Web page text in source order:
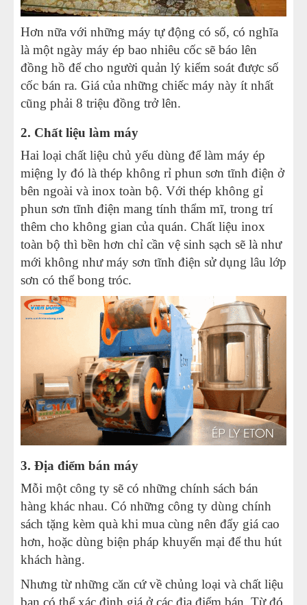
Hơn nữa với những máy tự động có số, có nghĩa
là một ngày máy ép bao nhiêu cốc sẽ báo lên
đồng hồ để cho người quản lý kiểm soát được số
cốc bán ra. Giá của những chiếc máy này ít nhất
cũng phải 8 triệu đồng trở lên.
2. Chất liệu làm máy
Hai loại chất liệu chủ yếu dùng để làm máy ép
miệng ly đó là thép không rỉ phun sơn tĩnh điện ở
bên ngoài và inox toàn bộ. Với thép không gỉ
phun sơn tĩnh điện mang tính thẩm mĩ, trong trí
thêm cho không gian của quán. Chất liệu inox
toàn bộ thì bền hơn chỉ cần vệ sinh sạch sẽ là như
mới không như máy sơn tĩnh điện sử dụng lâu lớp
sơn có thể bong tróc.
3. Địa điểm bán máy
Mỗi một công ty sẽ có những chính sách bán
hàng khác nhau. Có những công ty dùng chính
sách tặng kèm quà khi mua cùng nên đẩy giá cao
hơn, hoặc dùng biện pháp khuyến mại để thu hút
khách hàng.
Nhưng từ những căn cứ về chủng loại và chất liệu
bạn có thể xác định giá ở các địa điểm bán. Từ đó